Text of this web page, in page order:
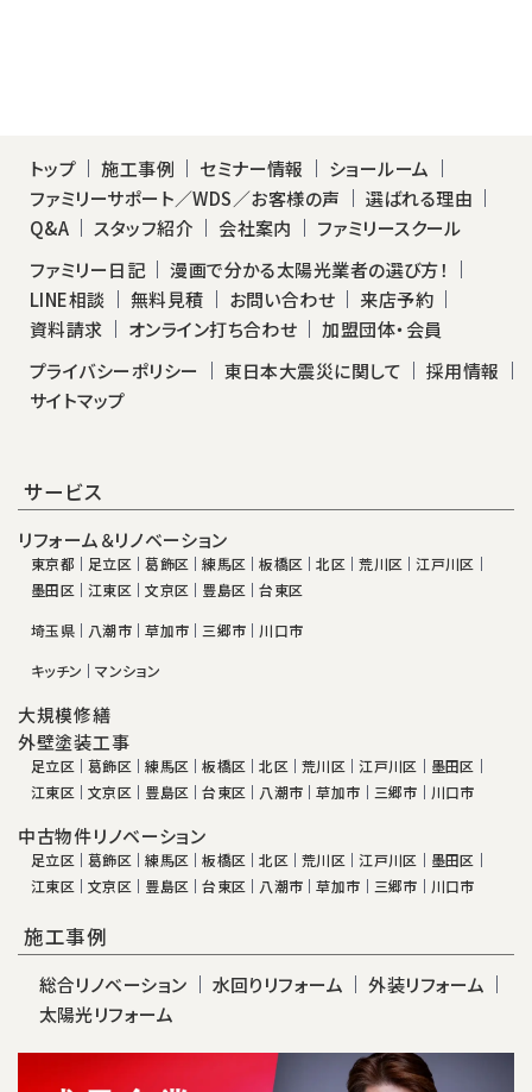
トップ 施工事例 セミナー情報
ショールーム
ファミリーサポート／WDS／お客様の声
選ばれる理由
Q&A
スタッフ紹介 会社案内
ファミリースクール
ファミリー日記
漫画で分かる太陽光業者の選び方！
LINE相談
無料見積 お問い合わせ
来店予約
資料請求
オンライン打ち合わせ
加盟団体・会員
プライバシーポリシー
東日本大震災に関して
採用情報
サイトマップ
サービス
リフォーム＆リノベーション
東京都 足立区 葛飾区 練馬区 板橋区 北区 荒川区
江戸川区
墨田区
江東区 文京区 豊島区
台東区
埼玉県
八潮市 草加市 三郷市
川口市
キッチン
マンション
大規模修繕
外壁塗装工事
足立区 葛飾区 練馬区 板橋区 北区 荒川区 江戸川区
墨田区
江東区
文京区 豊島区 台東区 八潮市 草加市 三郷市 川口市
中古物件リノベーション
足立区 葛飾区 練馬区 板橋区 北区 荒川区 江戸川区
墨田区
江東区
文京区 豊島区 台東区 八潮市 草加市 三郷市 川口市
施工事例
総合リノベーション 水回りリフォーム
外装リフォーム
太陽光リフォーム